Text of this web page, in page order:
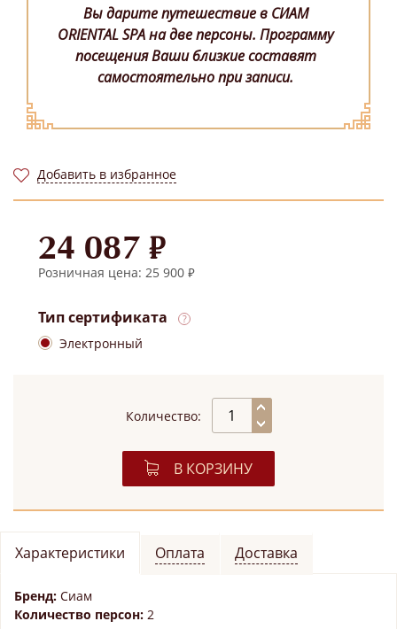
Вы дарите путешествие в СИАМ
ORIENTAL SPA на две персоны. Программу
посещения Ваши близкие составят
самостоятельно при записи.
Добавить в избранное
24 087 ₽
Розничная цена: 25 900 ₽
Тип сертификата
Электронный
Количество:
В КОРЗИНУ
Характеристики Оплата Доставка
Бренд: Сиам
Количество персон: 2